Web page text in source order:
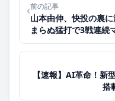
‹前の記事
山本由伸、快投の裏
まらぬ猛打で3戦連続
【速報】AI革命！
搭